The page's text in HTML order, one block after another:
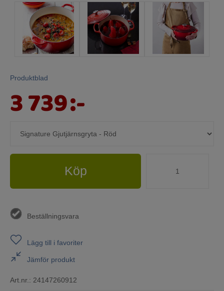
Produktblad
3 739:-
Köp
Beställningsvara
Lägg till i favoriter
Jämför produkt
Art.nr.: 24147260912